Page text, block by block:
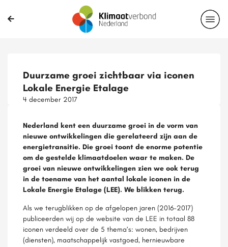
Duurzame groei zichtbaar via iconen
Lokale Energie Etalage
4 december 2017
Nederland kent een duurzame groei in de vorm van
nieuwe ontwikkelingen die gerelateerd zijn aan de
energietransitie. Die groei toont de enorme potentie
om de gestelde klimaatdoelen waar te maken. De
groei van nieuwe ontwikkelingen zien we ook terug
in de toename van het aantal lokale iconen in de
Lokale Energie Etalage (LEE). We blikken terug.
Als we terugblikken op de afgelopen jaren (2016-2017)
publiceerden wij op de website van de LEE in totaal 88
iconen verdeeld over de 5 thema’s: wonen, bedrijven
(diensten), maatschappelijk vastgoed, hernieuwbare